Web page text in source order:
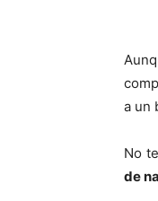
a un
No
de